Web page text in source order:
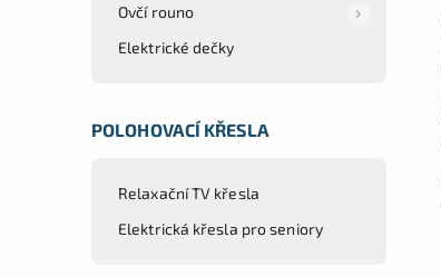
Ovčí rouno
Elektrické dečky
POLOHOVACÍ KŘESLA
Relaxační TV křesla
Elektrická křesla pro seniory